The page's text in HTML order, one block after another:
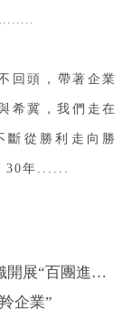
.......
回頭，帶著企業
希冀，我們走在
斷從勝利走向勝
30年......
”安全生產專題宣講活動
企業”